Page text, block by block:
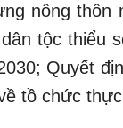
nông thôn
tộc thiểu
Quyết
tồ chức